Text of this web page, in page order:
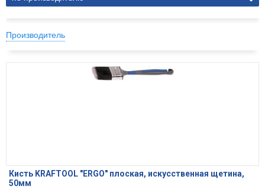
Производитель
Кисть KRAFTOOL "ERGO" плоская, искусственная щетина,
50мм